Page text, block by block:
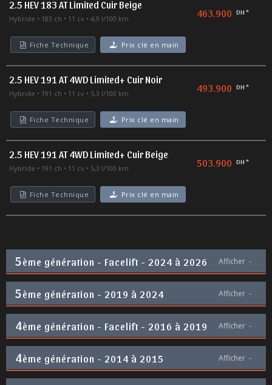
2.5 HEV 183 AT Limited Cuir Beige
Hybride 183 ch 11 cv 4,9 l/100 km 463.900 DH *
Fiche Technique Prix clé en main
2.5 HEV 191 AT 4WD Limited+ Cuir Noir
Hybride 191 ch 11 cv 5,3 l/100 km 493.900 DH *
Fiche Technique Prix clé en main
2.5 HEV 191 AT 4WD Limited+ Cuir Beige
Hybride 191 ch 11 cv 5,3 l/100 km 503.900 DH *
Fiche Technique Prix clé en main
5ème génération - Facelift - 2024 à 2026 Afficher -
5ème génération - 2019 à 2024 Afficher -
4ème génération - Facelift - 2016 à 2019 Afficher -
4ème génération - 2014 à 2015 Afficher -